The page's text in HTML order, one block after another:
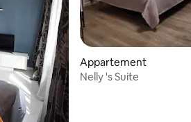
Appartement
Nelly 's Suite